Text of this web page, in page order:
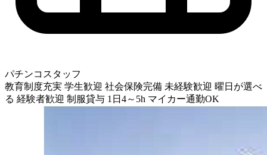
パチンコスタッフ
教育制度充実 学生歓迎 社会保険完備 未経験歓迎 曜日が選べ
る 経験者歓迎 制服貸与 1日4～5h マイカー通勤OK